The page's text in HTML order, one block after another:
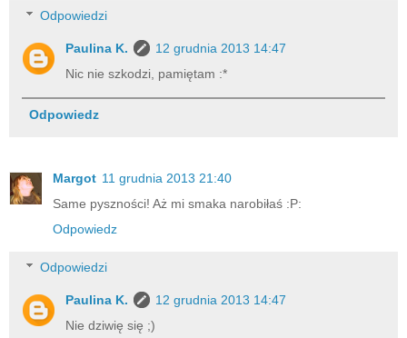
Odpowiedzi
Paulina K.
12 grudnia 2013 14:47
Nic nie szkodzi, pamiętam :*
Odpowiedz
Margot 11 grudnia 2013 21:40
Same pyszności! Aż mi smaka narobiłaś :P:
Odpowiedz
Odpowiedzi
Paulina K.
12 grudnia 2013 14:47
Nie dziwię się ;)